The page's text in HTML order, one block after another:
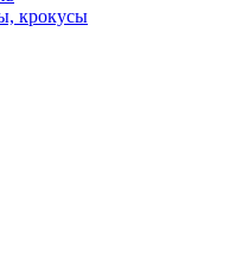
крокусы